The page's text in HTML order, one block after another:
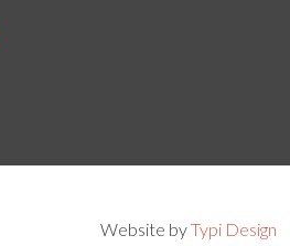
Website byTypi Design